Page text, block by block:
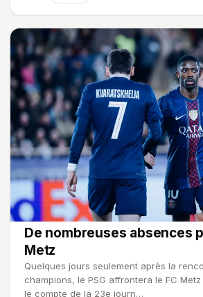
De nombreuses absences
Metz
Quelques jours seulement après la
champions, le PSG affrontera le FC
le compte de la 23e journ…